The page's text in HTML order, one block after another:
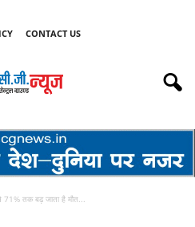
CONTACT US
से 71% तक बढ़ जाता है मौत...